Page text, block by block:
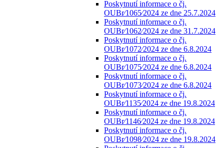
Poskytnutí informace o čj.
OUBr⁄1065⁄2024 ze dne 25.7.2024
Poskytnutí informace o čj.
OUBr⁄1062⁄2024 ze dne 31.7.2024
Poskytnutí informace o čj.
OUBr⁄1072⁄2024 ze dne 6.8.2024
Poskytnutí informace o čj.
OUBr⁄1075⁄2024 ze dne 6.8.2024
Poskytnutí informace o čj.
OUBr⁄1073⁄2024 ze dne 6.8.2024
Poskytnutí informace o čj.
OUBr⁄1135⁄2024 ze dne 19.8.2024
Poskytnutí informace o čj.
OUBr⁄1146⁄2024 ze dne 19.8.2024
Poskytnutí informace o čj.
OUBr⁄1098⁄2024 ze dne 19.8.2024